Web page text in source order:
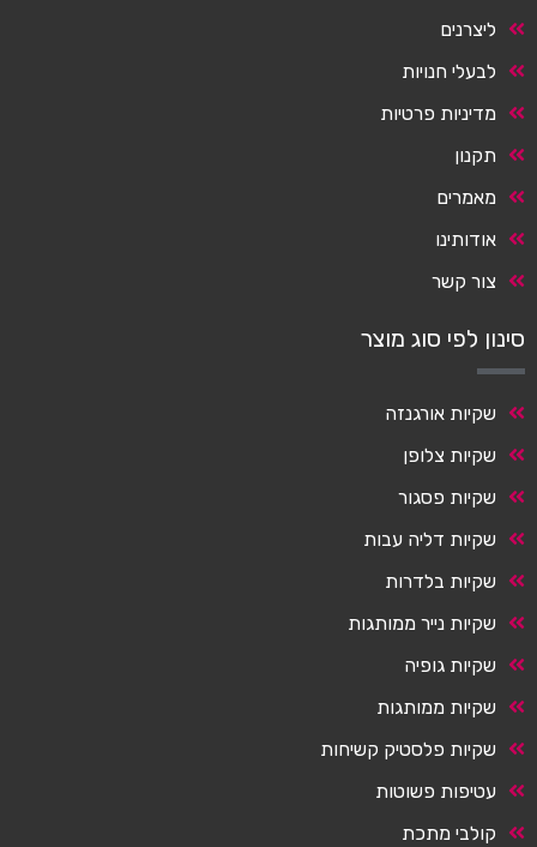
ליצרנים
לבעלי חנויות
מדיניות פרטיות
תקנון
מאמרים
אודותינו
צור קשר
סינון לפי סוג מוצר
שקיות אורגנזה
שקיות צלופן
שקיות פסגור
שקיות דליה עבות
שקיות בלדרות
שקיות נייר ממותגות
שקיות גופיה
שקיות ממותגות
שקיות פלסטיק קשיחות
עטיפות פשוטות
קולבי מתכת